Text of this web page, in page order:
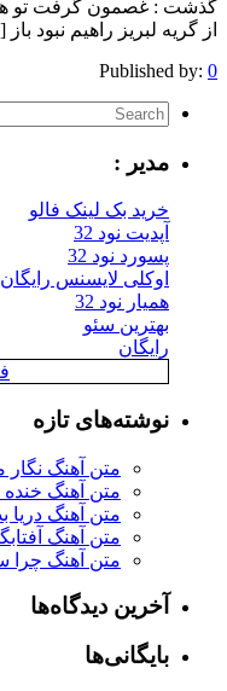
گذشت : غصمون گرفت تو
از گریه لبریز راهیم نبود
Published by: 0
مدیر :
خرید بک لینک فالو
آپدیت نود 32
پسورد نود 32
اوکلی لایسنس رایگان
همیار نود 32
بهترین سئو
رایگان
نوشته‌های تازه
متن آهنگ نگار
متن آهنگ خنده
متن آهنگ
متن آهنگ
متن آهنگ چرا
آخرین دیدگاه‌ها
بایگانی‌ها